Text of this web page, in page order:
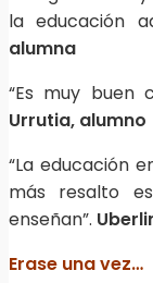
la educación
alumna
“Es muy buen
Urrutia, alumno
“La educación
más resalto
enseñan”.
Erase una vez…